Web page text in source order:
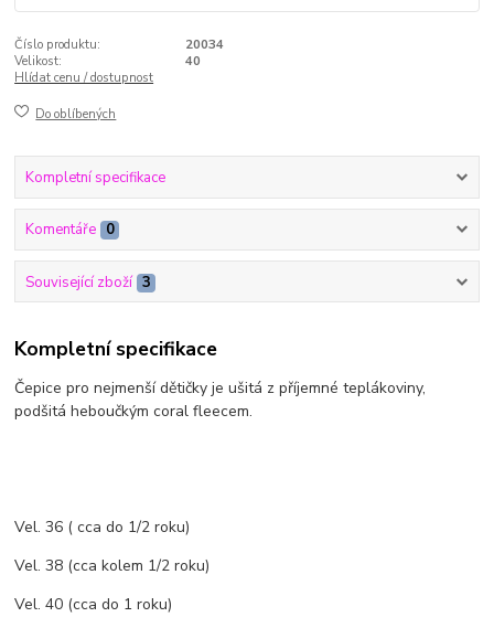
Číslo produktu:
20034
Velikost:
40
Hlídat cenu / dostupnost
Do oblíbených
Kompletní specifikace
Komentáře 0
Související zboží 3
Kompletní specifikace
Čepice pro nejmenší dětičky je ušitá z příjemné teplákoviny,
podšitá heboučkým coral fleecem.
Vel. 36 ( cca do 1/2 roku)
Vel. 38 (cca kolem 1/2 roku)
Vel. 40 (cca do 1 roku)